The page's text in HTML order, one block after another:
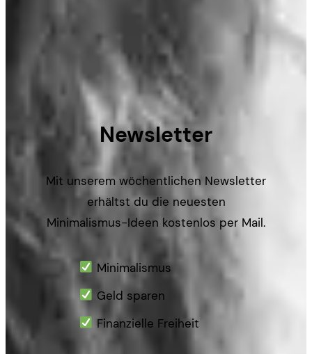
Newsletter
Mit unserem wöchentlichen Newsletter
erhältst du die neuesten
Minimalismus-Ideen kostenlos per Mail.
Minimalismus
Geld sparen
Finanzielle Freiheit